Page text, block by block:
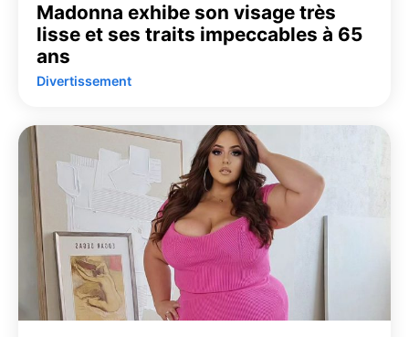
Madonna exhibe son visage très
lisse et ses traits impeccables à 65
ans
Divertissement